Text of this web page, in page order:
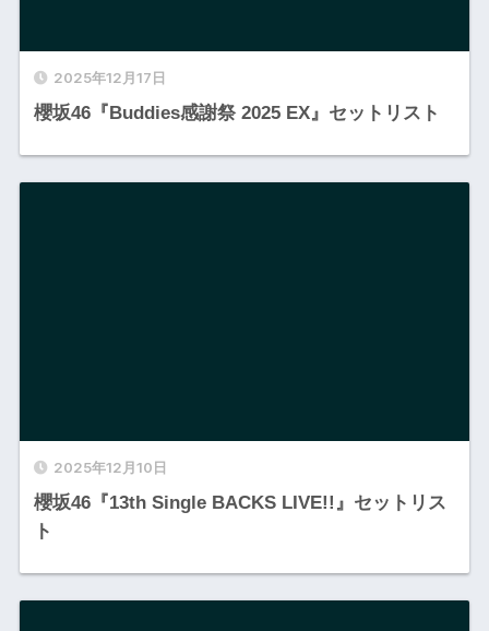
2025年12月17日
櫻坂46『Buddies感謝祭 2025 EX』セットリスト
2025年12月10日
櫻坂46『13th Single BACKS LIVE!!』セットリス
ト